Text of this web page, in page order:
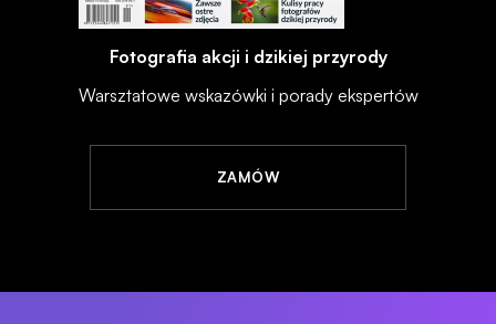
Fotografia akcji i dzikiej przyrody
Warsztatowe wskazówki i porady ekspertów
ZAMÓW